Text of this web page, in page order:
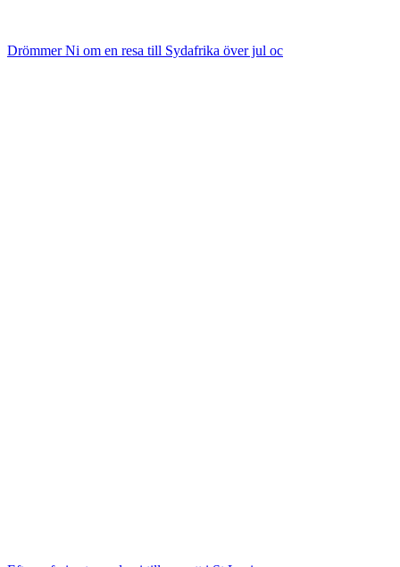
Drömmer Ni om en resa till Sydafrika över jul oc